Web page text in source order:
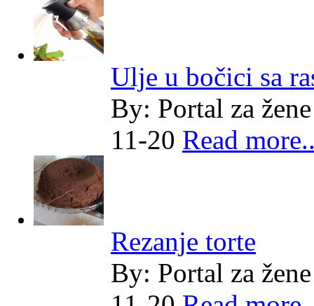
Ulje u bočici sa
By: Portal za žene
11-20 Read
Rezanje torte
By: Portal za žene